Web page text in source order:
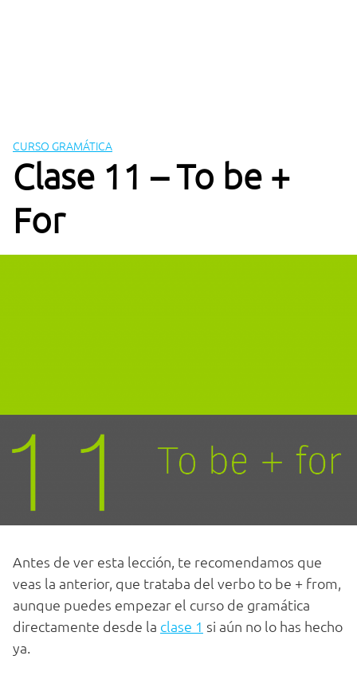
CURSO GRAMÁTICA
Clase 11 – To be +
For
Antes de ver esta lección, te recomendamos que
veas la anterior, que trataba del verbo to be + from,
aunque puedes empezar el curso de gramática
directamente desde la clase 1 si aún no lo has hecho
ya.